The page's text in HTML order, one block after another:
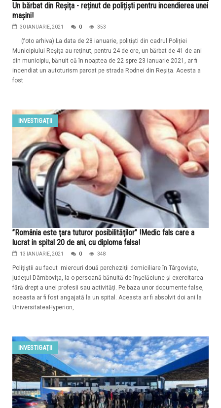
Un bărbat din Reșița - reținut de polițiști pentru incendierea unei
mașini!
30 IANUARIE, 2021 0 353
(foto arhiva) La data de 28 ianuarie, polițiști din cadrul Poliției
Municipiului Reșița au reținut, pentru 24 de ore, un bărbat de 41 de ani
din municipiu, bănuit că în noaptea de 22 spre 23 ianuarie 2021, ar fi
incendiat un autoturism parcat pe strada Rodnei din Reșița. Acesta a
fost
INVESTIGAŢII
”România este ţara tuturor posibilităţilor” !Medic fals care a
lucrat in spital 20 de ani, cu diploma falsa!
13 IANUARIE, 2021 0 348
Polițiștii au facut miercuri două percheziții domiciliare în Târgoviște,
județul Dâmbovița, la o persoană bănuită de înșelăciune și exercitarea
fără drept a unei profesii sau activități. Pe baza unor documente false,
aceasta ar fi fost angajată la un spital. Aceasta ar fi absolvit doi ani la
UniversitateaHyperion,
INVESTIGAŢII